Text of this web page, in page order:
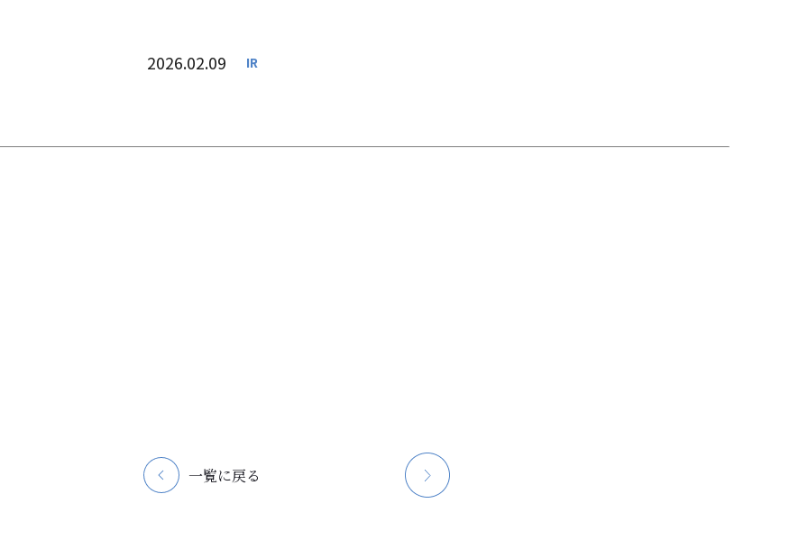
2026.02.09 IR
一覧に戻る